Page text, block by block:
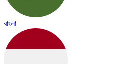
বাংলা